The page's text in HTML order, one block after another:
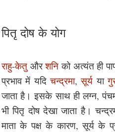
पितृ दोष के योग
राहु-केतु औरशनि को अत्यंत ही
प्रभाव में यदिचन्द्रमा,सूर्य या
जाता है। इसके साथ ही लग्न,
भी पितृ दोष देखा जाता है।
माता के पक्ष के कारण, सूर्य के